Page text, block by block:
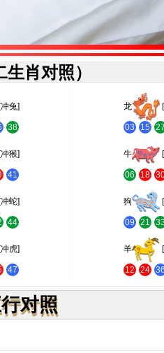
肖对照）
[冲兔]
38
龙 [
03 15
猴]
41
牛 [
06 18
蛇]
44
狗
09 21
虎]
47
羊
12 24
对照